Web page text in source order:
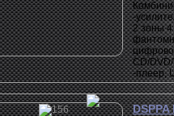
-
2 зоны 4
CD/
-плеер,
Пульт